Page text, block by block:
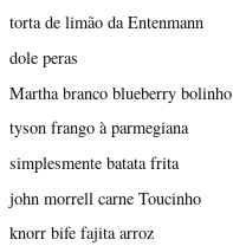
torta de limão da Entenmann
dole peras
Martha branco blueberry bolinho
tyson frango à parmegiana
simplesmente batata frita
john morrell carne Toucinho
knorr bife fajita arroz